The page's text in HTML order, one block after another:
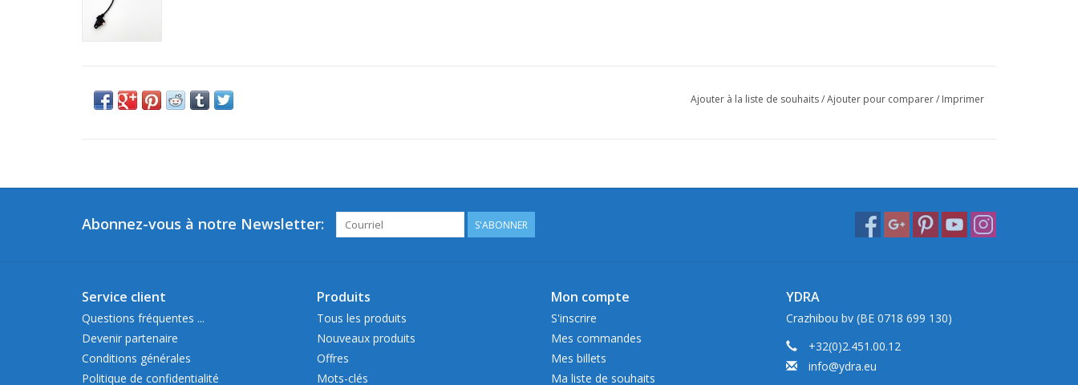
Ajouter à la liste de souhaits/Ajouter pour comparer/ Imprimer
Abonnez-vous à notre Newsletter: S'ABONNER
Service client
Questions fréquentes ...
Devenir partenaire
Conditions générales
Politique de confidentialité
Produits
Tous les produits
Nouveaux produits
Offres
Mots-clés
Mon compte
S'inscrire
Mes commandes
Mes billets
Ma liste de souhaits
YDRA
Crazhibou bv (BE 0718 699 130)
+32(0)2.451.00.12
info@ydra.eu